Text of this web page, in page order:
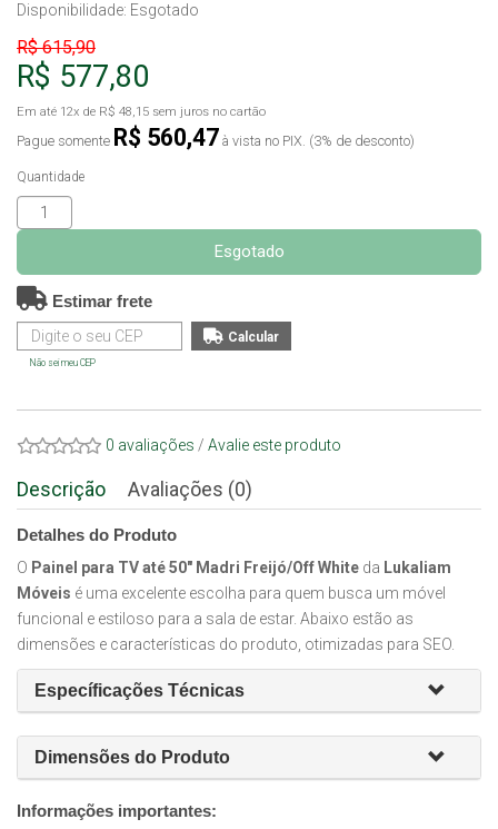
Disponibilidade: Esgotado
R$ 615,90
R$ 577,80
Em até 12x de R$ 48,15 sem juros no cartão
Pague somente R$ 560,47 à vista no PIX. (3% de desconto)
Quantidade
Esgotado
Estimar frete
Não sei meu CEP
0 avaliações / Avalie este produto
Descrição Avaliações (0)
Detalhes do Produto
O Painel para TV até 50" Madri Freijó/Off White da Lukaliam
Móveis é uma excelente escolha para quem busca um móvel
funcional e estiloso para a sala de estar. Abaixo estão as
dimensões e características do produto, otimizadas para SEO.
Específicações Técnicas
Dimensões do Produto
Informações importantes: